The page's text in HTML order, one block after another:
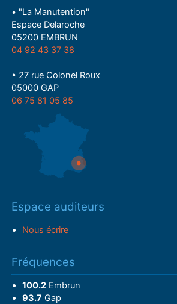
• "La Manutention"
Espace Delaroche
05200 EMBRUN
04 92 43 37 38
• 27 rue Colonel Roux
05000 GAP
06 75 81 05 85
Espace auditeurs
Nous écrire
Fréquences
100.2Embrun
93.7 Gap